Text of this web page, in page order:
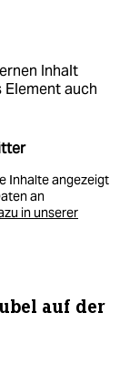
Inhalt
Element auch
Inhalte angezeigt
an
in unserer
auf der